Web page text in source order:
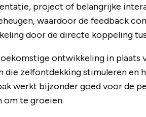
project of belangrijke
waardoor de feedback
door de directe koppeling
ontwikkeling in plaats
die zelfontdekking stimuleren en
werkt bijzonder goed voor de
om te groeien.